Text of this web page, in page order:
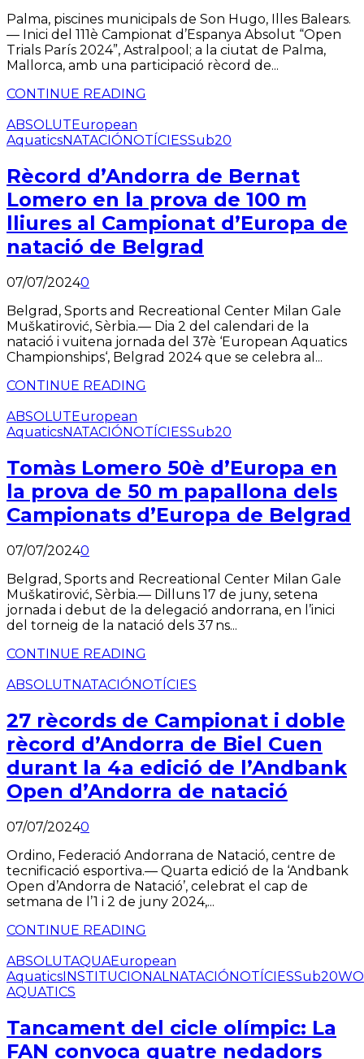
Palma, piscines municipals de Son Hugo, Illes Balears.
— Inici del 111è Campionat d’Espanya Absolut “Open
Trials París 2024”, Astralpool; a la ciutat de Palma,
Mallorca, amb una participació rècord de...
CONTINUE READING
ABSOLUT European
AquaticsNATACIÓ NOTÍCIESSub20
Rècord d’Andorra de Bernat
Lomero en la prova de 100 m
lliures al Campionat d’Europa de
natació de Belgrad
07/07/20240
Belgrad, Sports and Recreational Center Milan Gale
Muškatirović, Sèrbia.— Dia 2 del calendari de la
natació i vuitena jornada del 37è ‘European Aquatics
Championships‘, Belgrad 2024 que se celebra al...
CONTINUE READING
ABSOLUTEuropean
AquaticsNATACIÓNOTÍCIESSub20
Tomàs Lomero 50è d’Europa en
la prova de 50 m papallona dels
Campionats d’Europa de Belgrad
07/07/20240
Belgrad, Sports and Recreational Center Milan Gale
Muškatirović, Sèrbia.— Dilluns 17 de juny, setena
jornada i debut de la delegació andorrana, en l’inici
del torneig de la natació dels 37 ns...
CONTINUE READING
ABSOLUTNATACIÓNOTÍCIES
27 rècords de Campionat i doble
rècord d’Andorra de Biel Cuen
durant la 4a edició de l’Andbank
Open d’Andorra de natació
07/07/20240
Ordino, Federació Andorrana de Natació, centre de
tecnificació esportiva.— Quarta edició de la ‘Andbank
Open d’Andorra de Natació’, celebrat el cap de
setmana de l’1 i 2 de juny 2024,...
CONTINUE READING
ABSOLUTAQUAEuropean
AquaticsINSTITUCIONAL NATACIÓNOTÍCIESSub20
AQUATICS
Tancament del cicle olímpic: La
FAN convoca quatre nedadors